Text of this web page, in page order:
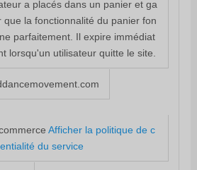
a placés dans un panier et ga
que la fonctionnalité du panier fon
parfaitement. Il expire immédiat
lorsqu'un utilisateur quitte le site.
Afficher la politique de c
du service